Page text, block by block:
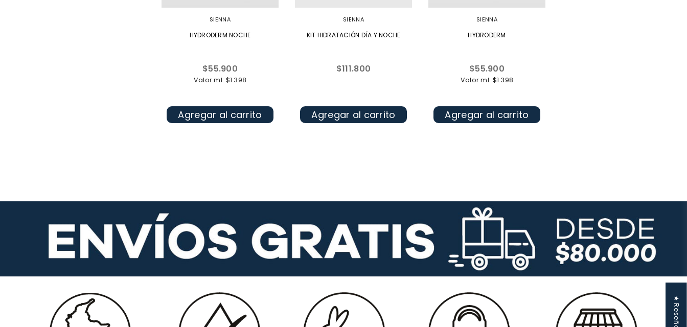
SIENNA
HYDRODERM NOCHE
Precio
habitual
$55.900
Valor ml: $1.398
Agregar al carrito
SIENNA
KIT HIDRATACIÓN DÍA Y NOCHE
Precio
$111.800
Agregar al carrito
SIENNA
HYDRODERM
Precio
habitual
$55.900
Valor ml: $1.398
Agregar al carrito
★ Reseñas